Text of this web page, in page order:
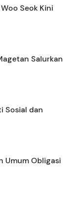
Seok Kini
Salurkan
Sosial dan
Umum Obligasi